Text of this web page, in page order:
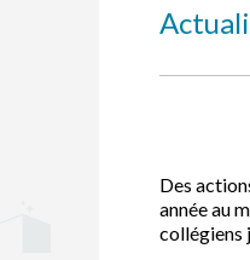
Des
année au
collégiens